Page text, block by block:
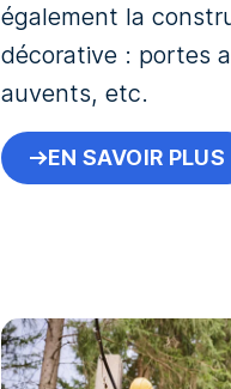
également la
décorative : portes
auvents, etc.
EN SAVOIR PLUS